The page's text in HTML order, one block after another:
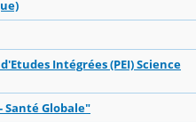
Intégrées (PEI) Science
Santé Globale"